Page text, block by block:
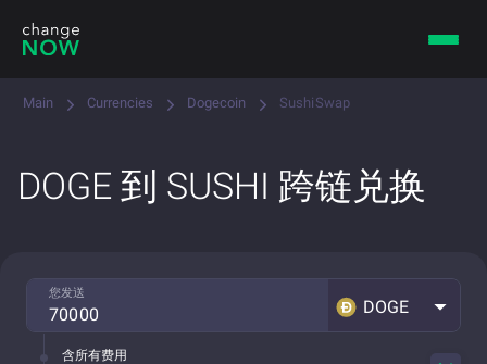
Main Currencies Dogecoin SushiSwap
DOGE 到 SUSHI 跨链兑换
您发送
DOGE
含所有费用